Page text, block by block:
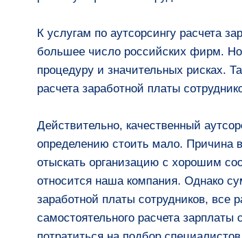
К услугам по аутсорсингу расчета
большее число российских фирм.
процедуру и значительных рисках.
расчета заработной платы
Действительно, качественный
определению стоить мало. Причина
отыскать организацию с хорошим
относится наша компания. Однако
заработной платы сотрудников, все
самостоятельного расчета